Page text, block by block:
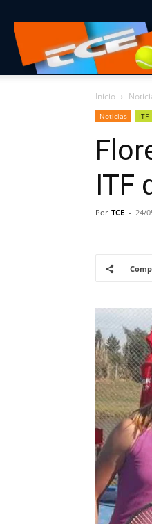
Inicio
Noticias ITF
ITF
Por TCE - 24/